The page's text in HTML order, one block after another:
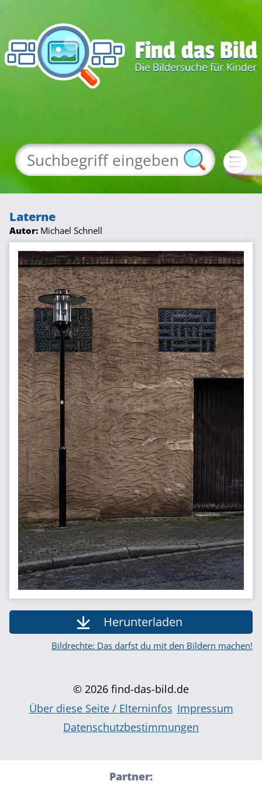
Laterne
Autor: Michael Schnell
Herunterladen
Bildrechte: Das darfst du mit den Bildern machen!
© 2026 find-das-bild.de
Über diese Seite / Elterninfos Impressum
Datenschutzbestimmungen
Partner: